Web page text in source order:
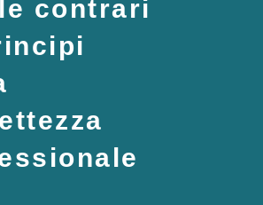
contrari